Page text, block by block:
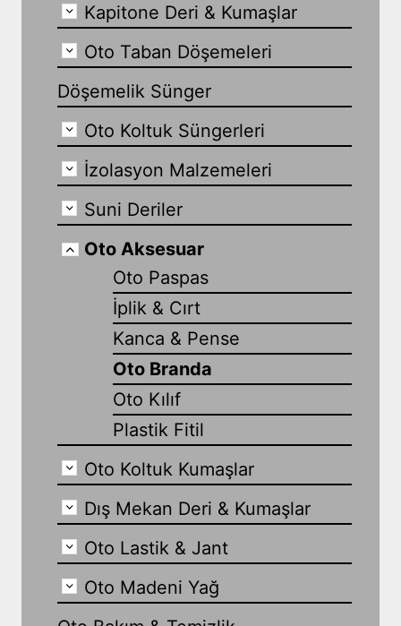
Kapitone Deri & Kumaşlar
Oto Taban Döşemeleri
Döşemelik Sünger
Oto Koltuk Süngerleri
İzolasyon Malzemeleri
Suni Deriler
Oto Aksesuar
Oto Paspas
İplik & Cırt
Kanca & Pense
Oto Branda
Oto Kılıf
Plastik Fitil
Oto Koltuk Kumaşlar
Dış Mekan Deri & Kumaşlar
Oto Lastik & Jant
Oto Madeni Yağ